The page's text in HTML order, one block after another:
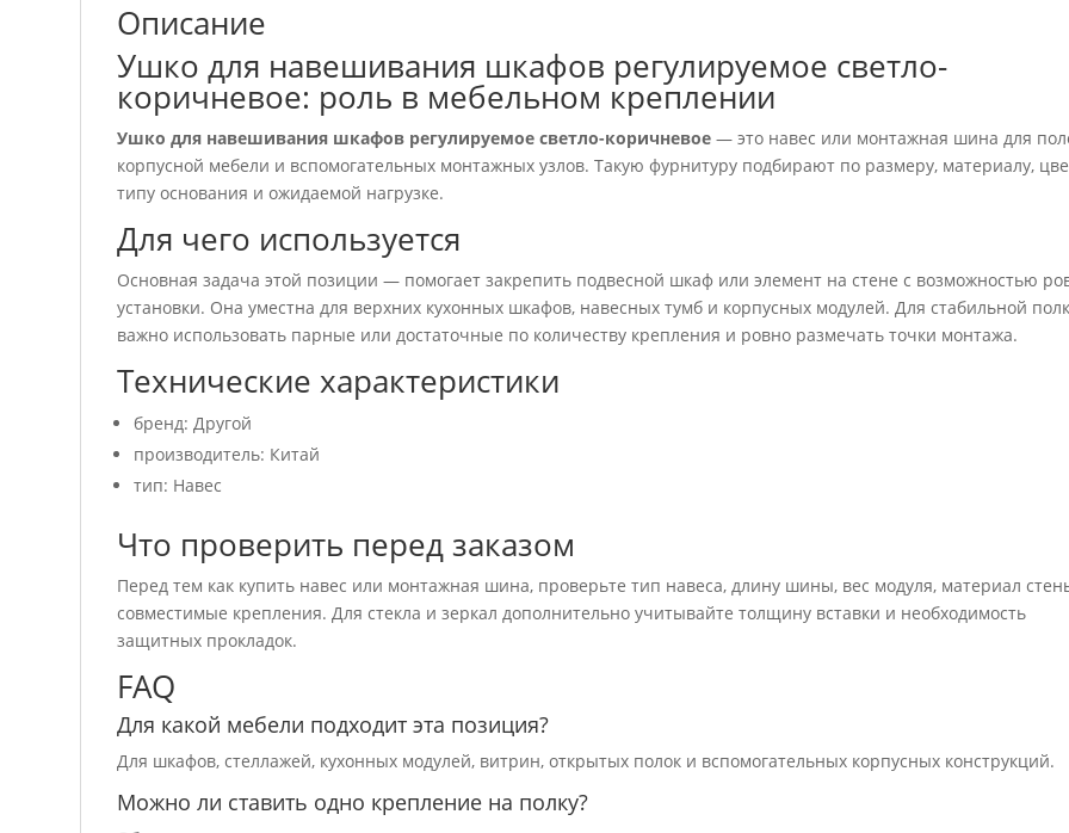
Описание
Ушко для навешивания шкафов регулируемое светло-
коричневое: роль в мебельном креплении
Ушко для навешивания шкафов регулируемое светло-коричневое — это навес или монтажная шина для
корпусной мебели и вспомогательных монтажных узлов. Такую фурнитуру подбирают по размеру, материалу,
типу основания и ожидаемой нагрузке.
Для чего используется
Основная задача этой позиции — помогает закрепить подвесной шкаф или элемент на стене с возможностью
установки. Она уместна для верхних кухонных шкафов, навесных тумб и корпусных модулей. Для стабильной
важно использовать парные или достаточные по количеству крепления и ровно размечать точки монтажа.
Технические характеристики
бренд: Другой
производитель: Китай
тип: Навес
Что проверить перед заказом
Перед тем как купить навес или монтажная шина, проверьте тип навеса, длину шины, вес модуля, материал
совместимые крепления. Для стекла и зеркал дополнительно учитывайте толщину вставки и необходимость
защитных прокладок.
FAQ
Для какой мебели подходит эта позиция?
Для шкафов, стеллажей, кухонных модулей, витрин, открытых полок и вспомогательных корпусных конструкций.
Можно ли ставить одно крепление на полку?